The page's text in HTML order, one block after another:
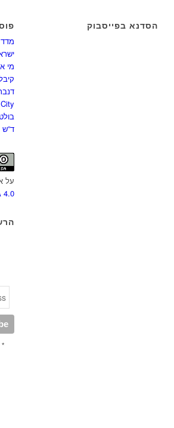
מי
City
ד”ש
על
4.0
*
הסדנא בפייסבוק